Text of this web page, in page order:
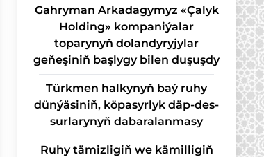
Gahryman Arkadagymyz «Çalyk
Holding» kompaniýalar
toparynyň dolandyryjylar
geňeşiniň başlygy bilen duşuşdy
Türk­men hal­ky­nyň baý ru­hy
dün­ýä­si­niň, kö­pa­syr­lyk däp-des­
sur­la­ry­nyň da­ba­ra­lan­ma­sy
Ruhy tämizligiň we kämilligiň